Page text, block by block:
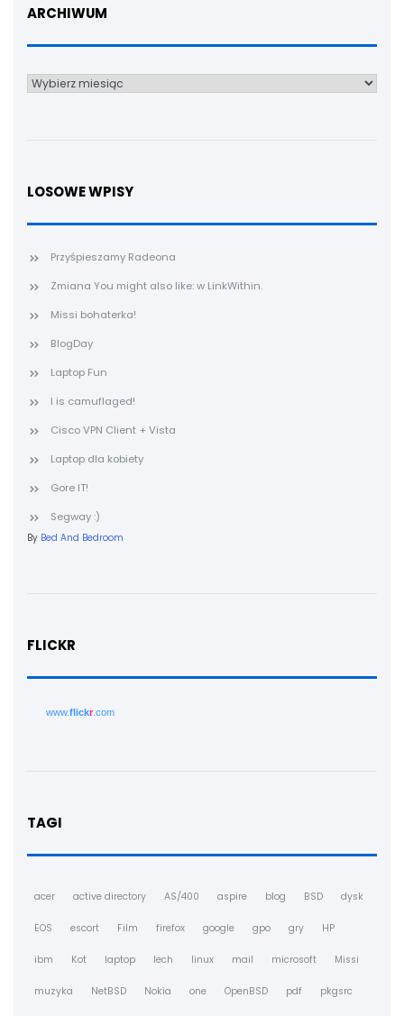
ARCHIWUM
Archiwum
LOSOWE WPISY
Przyśpieszamy Radeona
Zmiana You might also like: w LinkWithin.
Missi bohaterka!
BlogDay
Laptop Fun
I is camuflaged!
Cisco VPN Client + Vista
Laptop dla kobiety
Gore IT!
Segway :)
By Bed And Bedroom
FLICKR
www.flickr.com
TAGI
acer active directory AS/400 aspire blog BSD dysk
EOS escort Film firefox google gpo gry HP
ibm Kot laptop lech linux mail microsoft Missi
muzyka NetBSD Nokia one OpenBSD pdf pkgsrc